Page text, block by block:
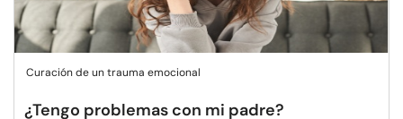
Curación de un trauma emocional
¿Tengo problemas con mi padre?